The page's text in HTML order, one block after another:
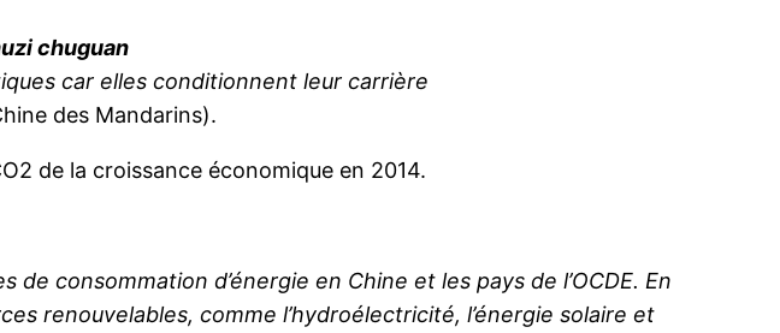
chuguan
car elles conditionnent leur carrière
des Mandarins).
de la croissance économique en 2014.
de consommation d’énergie en Chine et les pays de l’OCDE. En
renouvelables, comme l’hydroélectricité, l’énergie solaire et